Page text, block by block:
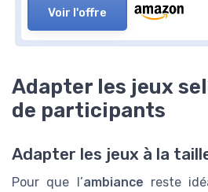
Voir l'offre
Adapter les jeux
de participants
Adapter les jeux à la
Pour que l’ambiance reste